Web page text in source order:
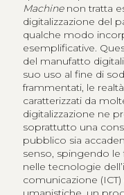
Machinenon tratta
digitalizzazione del
qualche modo
esemplificative.
del manufatto
suo uso al fine di
frammentati, le
caratterizzati da
digitalizzazione ne
soprattutto una
pubblico sia
senso, spingendo le
nelle tecnologie
comunicazione